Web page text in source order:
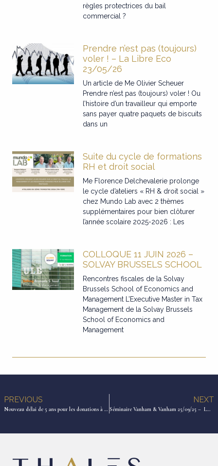
règles protectrices du bail
commercial ?
Prendre n’est pas (toujours)
voler ! – La Libre Eco
23/05/26
Un article de Me Olivier Scheuer
Prendre n’est pas (toujours) voler ! Ou
l’histoire d’un travailleur qui emporte
sans payer quatre paquets de biscuits
dans un
Suite du cycle de formations
RH et droit social
Me Florence Delchevalerie prolonge
le cycle d’ateliers « RH & droit social »
chez Mundo Lab avec 2 thèmes
supplémentaires pour bien clôturer
l’année scolaire 2025-2026 : Les
COLLOQUE 11 JUIN 2026 –
SOLVAY BRUSSELS SCHOOL
Rencontres fiscales de la Solvay
Brussels School of Economics and
Management L’Executive Master in Tax
Management de la Solvay Brussels
School of Economics and
Management
PREVIOUS
Nouveau délai de 5 ans pour les donations à Bruxelles
NEXT
Séminaire Vanham & Vanham 25/09/25 – LA PLANIFICATION SUCCESSORALE